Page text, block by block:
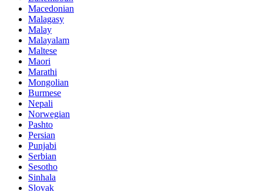
Macedonian
Malagasy
Malay
Malayalam
Maltese
Maori
Marathi
Mongolian
Burmese
Nepali
Norwegian
Pashto
Persian
Punjabi
Serbian
Sesotho
Sinhala
Slovak